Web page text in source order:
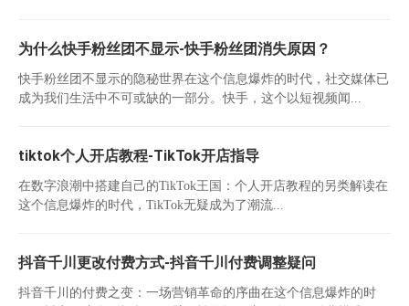
为什么快手粉丝团不显示-快手粉丝团消失原因？
快手粉丝团不显示的隐秘世界在这个信息爆炸的时代，社交媒体已
成为我们生活中不可或缺的一部分。快手，这个以短视频闻...
tiktok个人开店教程-TikTok开店指导
在数字浪潮中搭建自己的TikTok王国：个人开店教程的另类解读在
这个信息爆炸的时代，TikTok无疑成为了潮流...
抖音千川更改付费方式-抖音千川付费调整疑问
抖音千川的付费之变：一场营销革命的序曲在这个信息爆炸的时